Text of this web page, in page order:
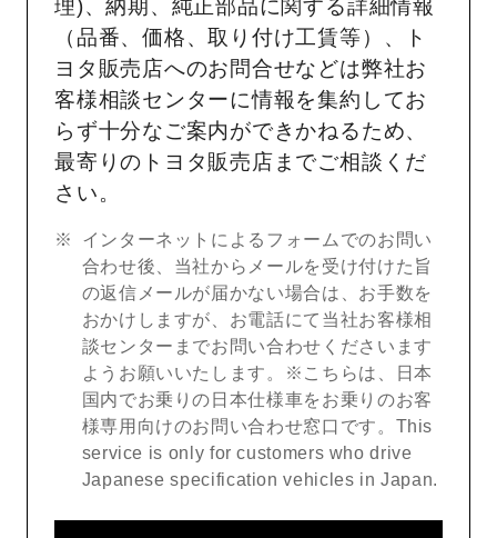
理)、納期、純正部品に関する詳細情報
（品番、価格、取り付け工賃等）、ト
ヨタ販売店へのお問合せなどは弊社お
客様相談センターに情報を集約してお
らず十分なご案内ができかねるため、
最寄りのトヨタ販売店までご相談くだ
さい。
インターネットによるフォームでのお問い
合わせ後、当社からメールを受け付けた旨
の返信メールが届かない場合は、お手数を
おかけしますが、お電話にて当社お客様相
談センターまでお問い合わせくださいます
ようお願いいたします。※こちらは、日本
国内でお乗りの日本仕様車をお乗りのお客
様専用向けのお問い合わせ窓口です。This
service is only for customers who drive
Japanese specification vehicles in Japan.